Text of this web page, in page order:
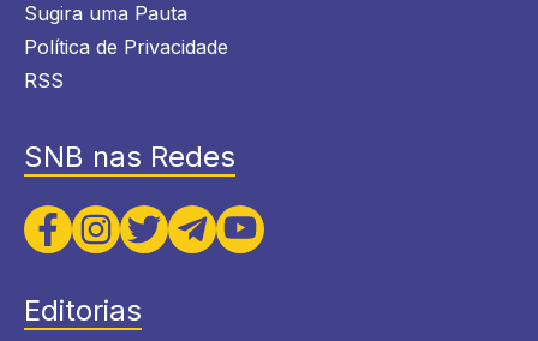
Sugira uma Pauta
Política de Privacidade
RSS
SNB nas Redes
Editorias